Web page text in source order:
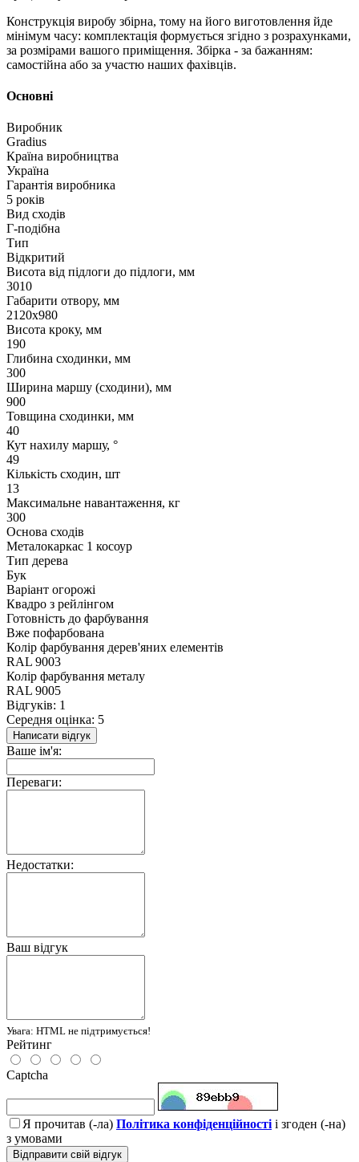
Конструкція виробу збірна, тому на його виготовлення йде
мінімум часу: комплектація формується згідно з розрахунками,
за розмірами вашого приміщення. Збірка - за бажанням:
самостійна або за участю наших фахівців.
Основні
Виробник
Gradius
Країна виробництва
Україна
Гарантія виробника
5 років
Вид сходів
Г-подібна
Тип
Відкритий
Висота від підлоги до підлоги, мм
3010
Габарити отвору, мм
2120х980
Висота кроку, мм
190
Глибина сходинки, мм
300
Ширина маршу (сходини), мм
900
Товщина сходинки, мм
40
Кут нахилу маршу, °
49
Кількість сходин, шт
13
Максимальне навантаження, кг
300
Основа сходів
Металокаркас 1 косоур
Тип дерева
Бук
Варіант огорожі
Квадро з рейлінгом
Готовність до фарбування
Вже пофарбована
Колір фарбування дерев'яних елементів
RAL 9003
Колір фарбування металу
RAL 9005
Відгуків: 1
Середня оцінка: 5
Написати відгук
Ваше ім'я:
Переваги:
Недостатки:
Ваш відгук
Увага: HTML не підтримується!
Рейтинг
Captcha
Я прочитав (-ла) Політика конфіденційностіі згоден (-на)
з умовами
Відправити свій відгук